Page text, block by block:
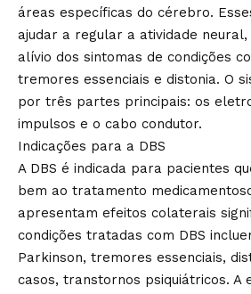
áreas específicas do cérebro.
ajudar a regular a atividade
alívio dos sintomas de condições
tremores essenciais e distonia. O
por três partes principais: os
impulsos e o cabo condutor.
Indicações para a DBS
A DBS é indicada para pacientes
bem ao tratamento
apresentam efeitos colaterais
condições tratadas com DBS
Parkinson, tremores essenciais,
casos, transtornos psiquiátricos. A